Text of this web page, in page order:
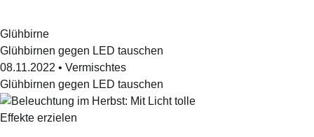
Glühbirne
Glühbirnen gegen LED tauschen
08.11.2022 • Vermischtes
Glühbirnen gegen LED tauschen